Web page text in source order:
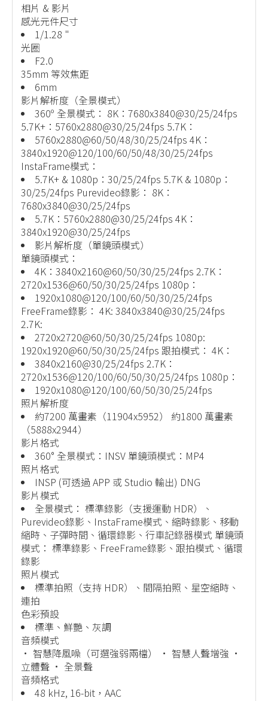
相片 & 影片
感光元件尺寸
1/1.28 "
光圈
F2.0
35mm 等效焦距
6mm
影片解析度（全景模式）
360º 全景模式： 8K：7680x3840@30/25/24fps
5.7K+：5760x2880@30/25/24fps 5.7K：
5760x2880@60/50/48/30/25/24fps 4K：
3840x1920@120/100/60/50/48/30/25/24fps
InstaFrame模式：
5.7K+ & 1080p：30/25/24fps 5.7K & 1080p：
30/25/24fps Purevideo錄影： 8K：
7680x3840@30/25/24fps
5.7K：5760x2880@30/25/24fps 4K：
3840x1920@30/25/24fps
影片解析度（單鏡頭模式）
單鏡頭模式：
4K：3840x2160@60/50/30/25/24fps 2.7K：
2720x1536@60/50/30/25/24fps 1080p：
1920x1080@120/100/60/50/30/25/24fps
FreeFrame錄影： 4K: 3840x3840@30/25/24fps
2.7K:
2720x2720@60/50/30/25/24fps 1080p:
1920x1920@60/50/30/25/24fps 跟拍模式： 4K：
3840x2160@30/25/24fps 2.7K：
2720x1536@120/100/60/50/30/25/24fps 1080p：
1920x1080@120/100/60/50/30/25/24fps
照片解析度
約7200 萬畫素（11904x5952） 約1800 萬畫素
（5888x2944）
影片格式
360° 全景模式：INSV 單鏡頭模式：MP4
照片格式
INSP (可透過 APP 或 Studio 輸出) DNG
影片模式
全景模式： 標準錄影（支援運動 HDR）、
Purevideo錄影、InstaFrame模式、縮時錄影、移動
縮時、子彈時間、循環錄影、行車記錄器模式 單鏡頭
模式： 標準錄影、FreeFrame錄影、跟拍模式、循環
錄影
照片模式
標準拍照（支持 HDR）、間隔拍照、星空縮時、
連拍
色彩預設
標準、鮮艷、灰調
音頻模式
· 智慧降風噪（可選強弱兩檔） · 智慧人聲增強 ·
立體聲 · 全景聲
音頻格式
48 kHz, 16-bit，AAC